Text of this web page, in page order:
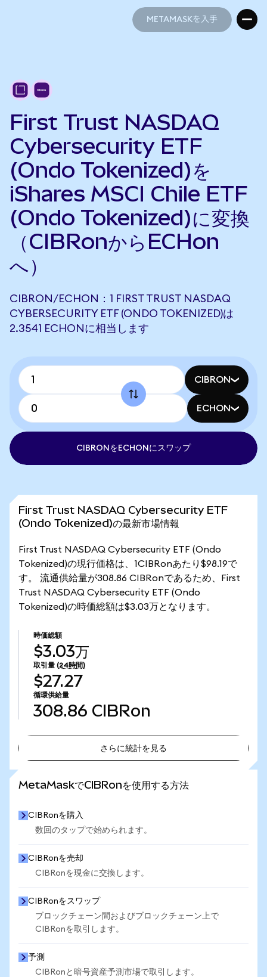
METAMASKを入手
First Trust NASDAQ
Cybersecurity ETF
(Ondo Tokenized)を
iShares MSCI Chile ETF
(Ondo Tokenized)に変換
（CIBRonからECHon
へ）
CIBRON/ECHON：1 FIRST TRUST NASDAQ
CYBERSECURITY ETF (ONDO TOKENIZED)は
2.3541 ECHONに相当します
CIBRON
ECHON
CIBRONをECHONにスワップ
First Trust NASDAQ Cybersecurity ETF
(Ondo Tokenized)の最新市場情報
First Trust NASDAQ Cybersecurity ETF (Ondo
Tokenized)の現行価格は、1CIBRonあたり$98.19で
す。 流通供給量が308.86 CIBRonであるため、First
Trust NASDAQ Cybersecurity ETF (Ondo
Tokenized)の時価総額は$3.03万となります。
時価総額
$3.03万
取引量 (24時間)
$27.27
循環供給量
308.86 CIBRon
さらに統計を見る
MetaMaskでCIBRonを使用する方法
CIBRonを購入
数回のタップで始められます。
CIBRonを売却
CIBRonを現金に交換します。
CIBRonをスワップ
ブロックチェーン間およびブロックチェーン上で
CIBRonを取引します。
予測
CIBRonと暗号資産予測市場で取引します。